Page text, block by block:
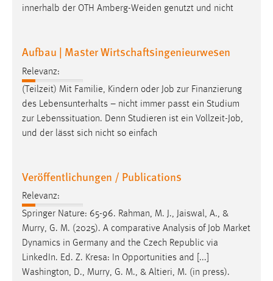
innerhalb der OTH Amberg-Weiden genutzt und nicht
Aufbau | Master Wirtschaftsingenieurwesen
Relevanz:
(Teilzeit) Mit Familie, Kindern oder Job zur Finanzierung
des Lebensunterhalts – nicht immer passt ein Studium
zur Lebenssituation. Denn Studieren ist ein Vollzeit-Job,
und der lässt sich nicht so einfach
Veröffentlichungen / Publications
Relevanz:
Springer Nature: 65-96. Rahman, M. J., Jaiswal, A., &
Murry, G. M. (2025). A comparative Analysis of Job Market
Dynamics in Germany and the Czech Republic via
LinkedIn. Ed. Z. Kresa: In Opportunities and [...]
Washington, D., Murry, G. M., & Altieri, M. (in press).